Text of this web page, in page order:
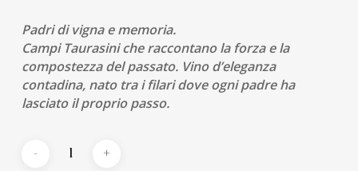
Padri di vigna e memoria.
Campi Taurasini che raccontano la forza e la
compostezza del passato. Vino d’eleganza
contadina, nato tra i filari dove ogni padre ha
lasciato il proprio passo.